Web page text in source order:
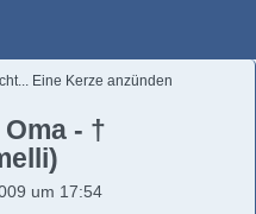
Eine Kerze anzünden
- †
um 17:54